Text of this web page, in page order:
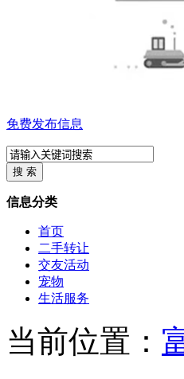
免费发布信息
信息分类
首页
二手转让
交友活动
宠物
生活服务
当前位置：